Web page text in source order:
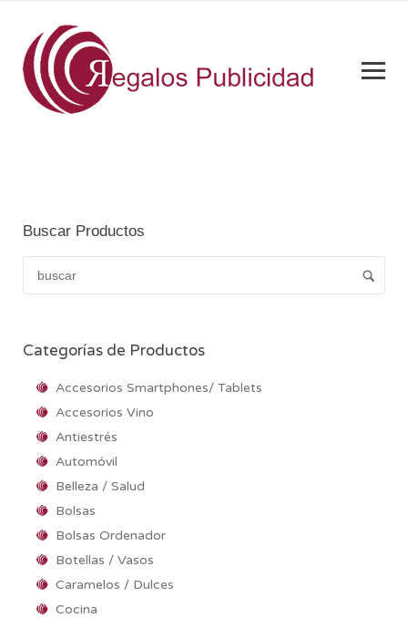
Buscar Productos
Categorías de Productos
Accesorios Smartphones/ Tablets
Accesorios Vino
Antiestrés
Automóvil
Belleza / Salud
Bolsas
Bolsas Ordenador
Botellas / Vasos
Caramelos / Dulces
Cocina